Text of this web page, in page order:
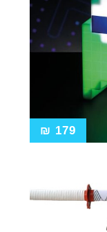
179
₪